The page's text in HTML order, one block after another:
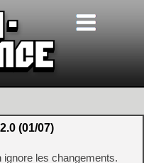
(01/07)
ignore les changements.